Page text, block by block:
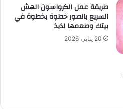
طريقة عمل الكرواسون الهش
السريع بالصور خطوة بخطوة في
بيتك وطعمها لذيذ
20 يناير، 2026